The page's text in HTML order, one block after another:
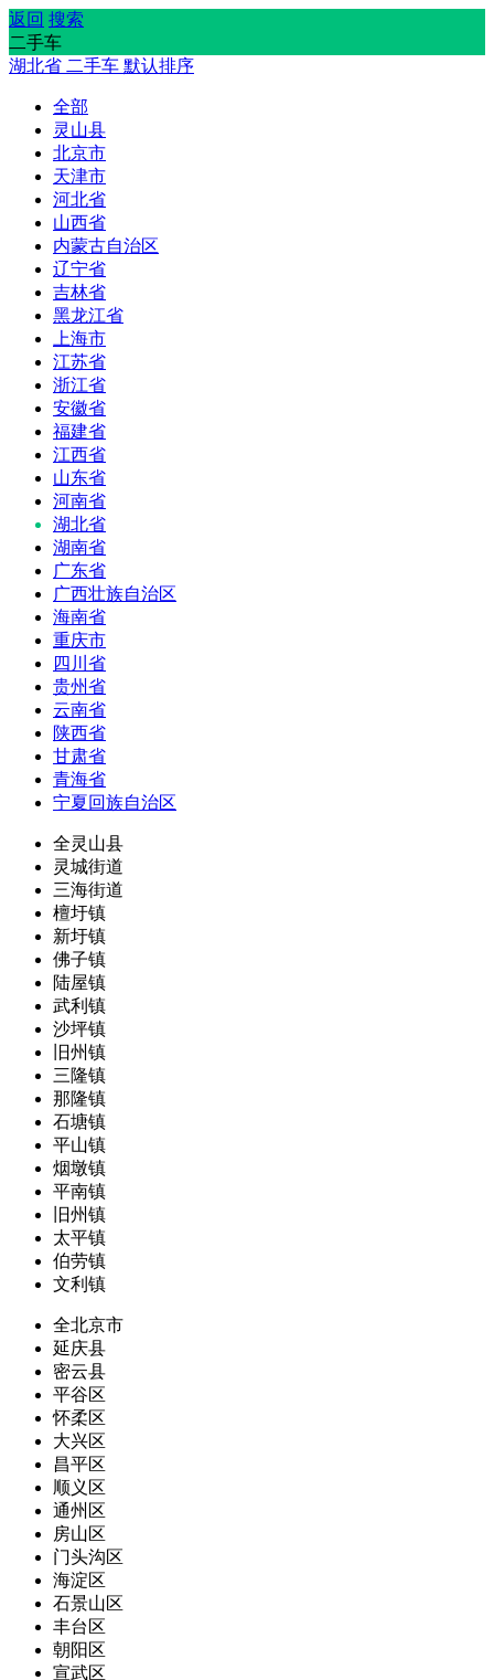
返回 搜索
二手车
湖北省 二手车 默认排序
全部
灵山县
北京市
天津市
河北省
山西省
内蒙古自治区
辽宁省
吉林省
黑龙江省
上海市
江苏省
浙江省
安徽省
福建省
江西省
山东省
河南省
湖北省
湖南省
广东省
广西壮族自治区
海南省
重庆市
四川省
贵州省
云南省
陕西省
甘肃省
青海省
宁夏回族自治区
全灵山县
灵城街道
三海街道
檀圩镇
新圩镇
佛子镇
陆屋镇
武利镇
沙坪镇
旧州镇
三隆镇
那隆镇
石塘镇
平山镇
烟墩镇
平南镇
旧州镇
太平镇
伯劳镇
文利镇
全北京市
延庆县
密云县
平谷区
怀柔区
大兴区
昌平区
顺义区
通州区
房山区
门头沟区
海淀区
石景山区
丰台区
朝阳区
宣武区